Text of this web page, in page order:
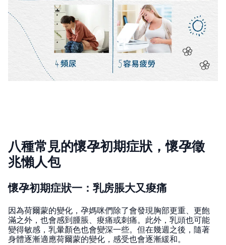
八種常見的懷孕初期症狀，懷孕徵
兆懶人包
懷孕初期症狀一：乳房脹大又痠痛
因為荷爾蒙的變化，孕媽咪們除了會發現胸部更重、更飽
滿之外，也會感到腫脹、痠痛或刺痛。此外，乳頭也可能
變得敏感，乳暈顏色也會變深一些。但在幾週之後，隨著
身體逐漸適應荷爾蒙的變化，感受也會逐漸緩和。